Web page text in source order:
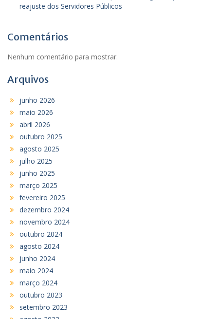
reajuste dos Servidores Públicos
Comentários
Nenhum comentário para mostrar.
Arquivos
junho 2026
maio 2026
abril 2026
outubro 2025
agosto 2025
julho 2025
junho 2025
março 2025
fevereiro 2025
dezembro 2024
novembro 2024
outubro 2024
agosto 2024
junho 2024
maio 2024
março 2024
outubro 2023
setembro 2023